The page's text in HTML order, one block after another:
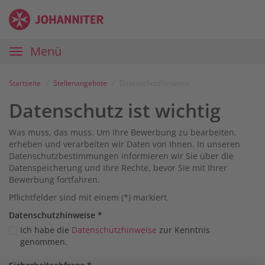
Zum
Inhalt
Anmelden
Zur
Navigation
Zur
Startseite
Karriereportal
Johanniter
Hauptnavigation
Menü
Startseite Stellenangebote
Datenschutz ist wichtig
Was muss, das muss. Um Ihre Bewerbung zu bearbeiten,
erheben und verarbeiten wir Daten von Ihnen. In unseren
Datenschutzbestimmungen informieren wir Sie über die
Datenspeicherung und Ihre Rechte, bevor Sie mit Ihrer
Bewerbung fortfahren.
Pflichtfelder sind mit einem (*) markiert.
Datenschutz­hinweise *
Ich habe die Datenschutzhinweise zur Kenntnis
genommen.